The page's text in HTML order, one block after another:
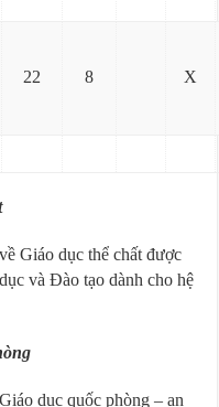
22 8 X
Giáo dục thể chất được
và Đào tạo dành cho hệ
dục quốc phòng – an